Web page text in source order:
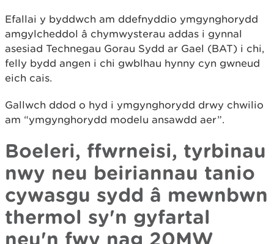
Efallai y byddwch am ddefnyddio ymgynghorydd
amgylcheddol â chymwysterau addas i gynnal
asesiad Technegau Gorau Sydd ar Gael (BAT) i chi,
felly bydd angen i chi gwblhau hynny cyn gwneud
eich cais.
Gallwch ddod o hyd i ymgynghorydd drwy chwilio
am “ymgynghorydd modelu ansawdd aer”.
Boeleri, ffwrneisi, tyrbinau
nwy neu beiriannau tanio
cywasgu sydd â mewnbwn
thermol sy'n gyfartal
neu'n fwy nag 20MW